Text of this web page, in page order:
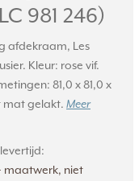
981 246)
afdekraam, Les
Kleur: rose vif.
81,0 x 81,0 x
mat gelakt. Meer
maatwerk, niet